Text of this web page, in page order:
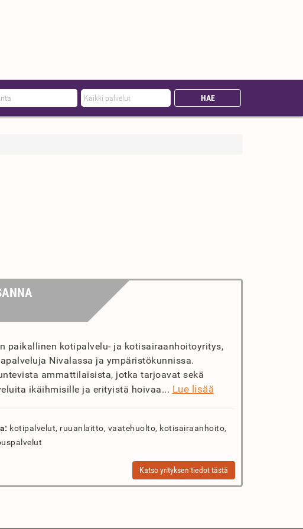
paikallinen kotipalvelu- ja kotisairaanhoitoyritys,
Nivalassa ja ympäristökunnissa.
ammattilaisista, jotka tarjoavat sekä
ikäihmisille ja erityistä hoivaa... Lue lisää
kotipalvelut, ruuanlaitto, vaatehuolto, kotisairaanhoito,
Katso yrityksen tiedot tästä